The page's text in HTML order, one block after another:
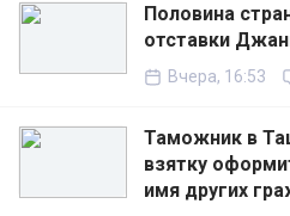
Половина
отставки
Вчера, 16:53
Таможник в
взятку
имя других